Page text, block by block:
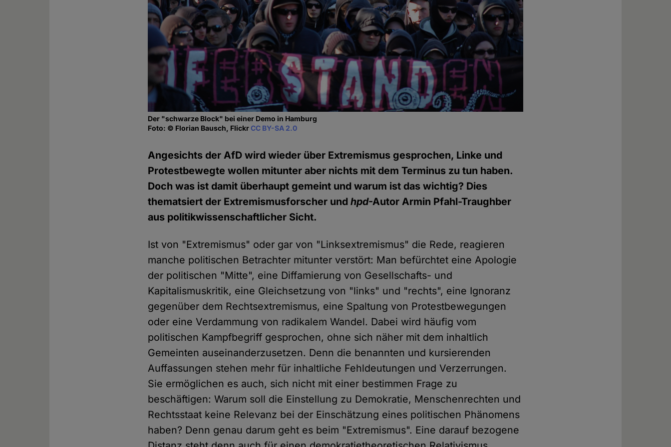
Der "schwarze Block" bei einer Demo in Hamburg
Foto: © Florian Bausch, FlickrCC BY-SA 2.0
Angesichts der AfD wird wieder über Extremismus gesprochen, Linke und
Protestbewegte wollen mitunter aber nichts mit dem Terminus zu tun haben.
Doch was ist damit überhaupt gemeint und warum ist das wichtig? Dies
thematsiert der Extremismusforscher undhpd-Autor Armin Pfahl-Traughber
aus politikwissenschaftlicher Sicht.
Ist von "Extremismus" oder gar von "Linksextremismus" die Rede, reagieren
manche politischen Betrachter mitunter verstört: Man befürchtet eine Apologie
der politischen "Mitte", eine Diffamierung von Gesellschafts- und
Kapitalismuskritik, eine Gleichsetzung von "links" und "rechts", eine Ignoranz
gegenüber dem Rechtsextremismus, eine Spaltung von Protestbewegungen
oder eine Verdammung von radikalem Wandel. Dabei wird häufig vom
politischen Kampfbegriff gesprochen, ohne sich näher mit dem inhaltlich
Gemeinten auseinanderzusetzen. Denn die benannten und kursierenden
Auffassungen stehen mehr für inhaltliche Fehldeutungen und Verzerrungen.
Sie ermöglichen es auch, sich nicht mit einer bestimmen Frage zu
beschäftigen: Warum soll die Einstellung zu Demokratie, Menschenrechten und
Rechtsstaat keine Relevanz bei der Einschätzung eines politischen Phänomens
haben? Denn genau darum geht es beim "Extremismus". Eine darauf bezogene